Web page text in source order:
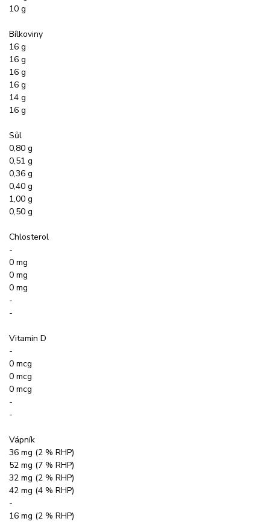
10 g
Bílkoviny
16 g
16 g
16 g
16 g
14 g
16 g
Sůl
0,80 g
0,51 g
0,36 g
0,40 g
1,00 g
0,50 g
Chlosterol
-
0 mg
0 mg
0 mg
-
-
Vitamin D
-
0 mcg
0 mcg
0 mcg
-
-
Vápník
36 mg (2 % RHP)
52 mg (7 % RHP)
32 mg (2 % RHP)
42 mg (4 % RHP)
-
16 mg (2 % RHP)